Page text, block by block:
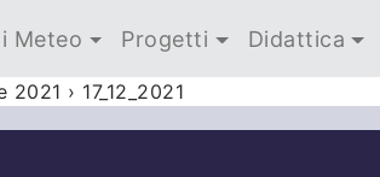
Meteo Progetti Didattica
2021 › 17_12_2021